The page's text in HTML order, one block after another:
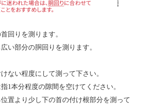
回りを測ります。
い部分の胴回りを測ります。
ない程度にして測って下さい。
1本分程度の隙間を空けてください。
置より少し下の首の付け根部分を測って